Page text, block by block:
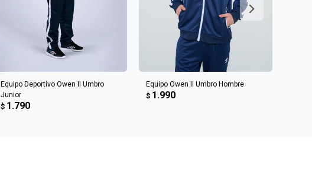
Equipo Deportivo Owen II Umbro
Junior
$ 1.790
AGREGAR AL CARRITO
Equipo Owen II Umbro Hombre
$ 1.990
AGREGAR AL CARRITO